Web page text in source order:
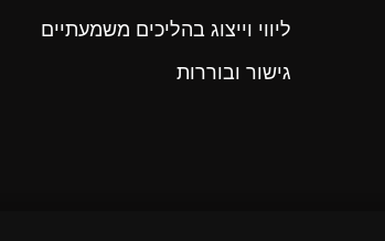
ליווי וייצוג בהליכים משמעתיים
גישור ובוררות